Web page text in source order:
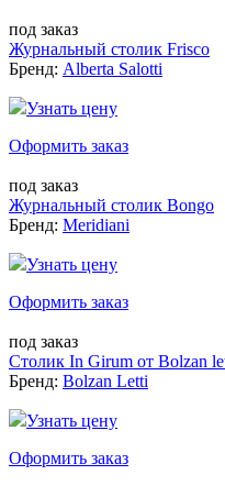
под заказ
Журнальный столик Frisco
Бренд: Alberta Salotti
Узнать цену
Оформить заказ
под заказ
Журнальный столик Bongo
Бренд: Meridiani
Узнать цену
Оформить заказ
под заказ
Столик In Girum от Bolzan
Бренд: Bolzan Letti
Узнать цену
Оформить заказ